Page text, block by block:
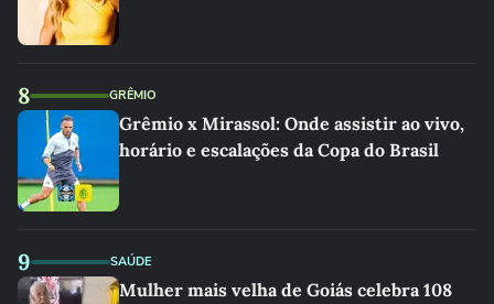
8 GRÊMIO
Grêmio x Mirassol: Onde assistir ao vivo,
horário e escalações da Copa do Brasil
9 SAÚDE
Mulher mais velha de Goiás celebra 108